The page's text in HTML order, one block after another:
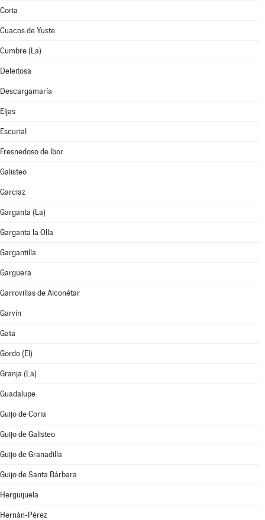
Coria
Cuacos de Yuste
Cumbre (La)
Deleitosa
Descargamaría
Eljas
Escurial
Fresnedoso de Ibor
Galisteo
Garciaz
Garganta (La)
Garganta la Olla
Gargantilla
Gargüera
Garrovillas de Alconétar
Garvín
Gata
Gordo (El)
Granja (La)
Guadalupe
Guijo de Coria
Guijo de Galisteo
Guijo de Granadilla
Guijo de Santa Bárbara
Herguijuela
Hernán-Pérez